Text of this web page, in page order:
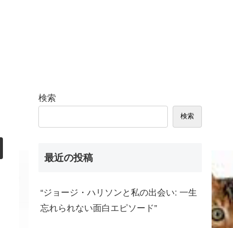
検索
検索
最近の投稿
“ジョージ・ハリソンと私の出会い: 一生
忘れられない面白エピソード”